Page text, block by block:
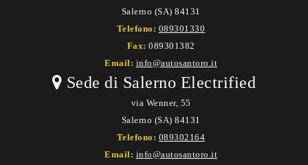
Salerno (SA) 84131
Telefono: 089301330
Fax: 089301382
Email: info@autosantoro.it
Sede di Salerno Electrified
via Wenner, 55
Salerno (SA) 84131
Telefono: 089302164
Email: info@autosantoro.it